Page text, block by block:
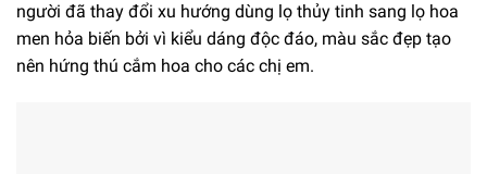
người đã thay đổi xu hướng dùng lọ thủy tinh sang lọ hoa
men hỏa biến bởi vì kiểu dáng độc đáo, màu sắc đẹp tạo
nên hứng thú cắm hoa cho các chị em.